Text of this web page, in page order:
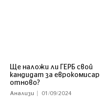
Ще наложи ли ГЕРБ свой
кандидат за еврокомисар
отново?
Анализи 01/09/2024